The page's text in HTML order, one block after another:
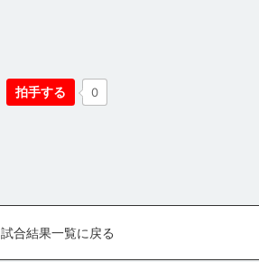
拍手する 0
試合結果一覧に戻る